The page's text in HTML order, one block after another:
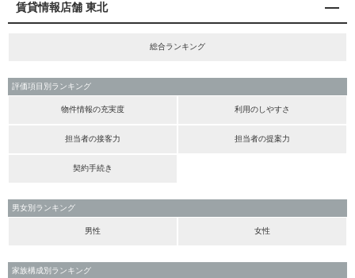
賃貸情報店舗 東北
総合ランキング
評価項目別ランキング
物件情報の充実度 利用のしやすさ
担当者の接客力 担当者の提案力
契約手続き
男女別ランキング
男性 女性
家族構成別ランキング